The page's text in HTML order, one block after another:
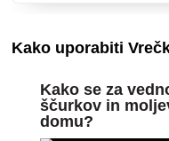
Kako uporabiti
Kako se za
ščurkov in
domu?